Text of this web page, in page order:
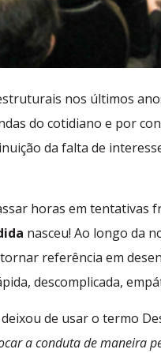
nos últimos
do cotidiano e por
da falta de
horas em tentativas
nasceu! Ao longo da
referência em
descomplicada,
de usar o termo
a conduta de maneira